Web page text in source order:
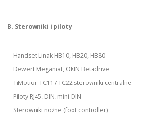
B. Sterowniki i piloty:
Handset Linak HB10, HB20, HB80
Dewert Megamat, OKIN Betadrive
TiMotion TC11 / TC22 sterowniki centralne
Piloty RJ45, DIN, mini-DIN
Sterowniki nożne (foot controller)